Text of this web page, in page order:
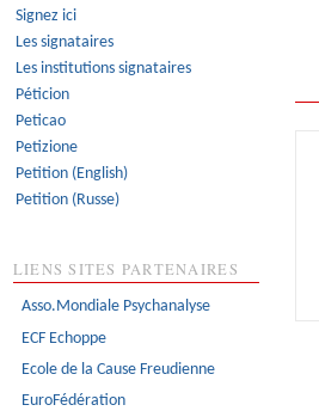
Signez ici
Les signataires
Les institutions signataires
Péticion
Peticao
Petizione
Petition (English)
Petition (Russe)
LIENS SITES PARTENAIRES
Asso.Mondiale Psychanalyse
ECF Echoppe
Ecole de la Cause Freudienne
EuroFédération